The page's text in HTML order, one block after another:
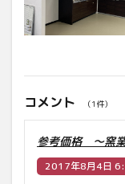
コメント （1件）
参考価格 ～窯
2017年8月4日